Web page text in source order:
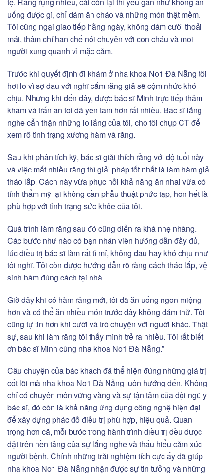
tệ. Răng rụng nhiều, cái còn lại thì yếu gần như không ăn
uống được gì, chỉ dám ăn cháo và những món thật mềm.
Tôi cũng ngại giao tiếp hằng ngày, không dám cười thoải
mái, thậm chí hạn chế nói chuyện với con cháu và mọi
người xung quanh vì mặc cảm.
Trước khi quyết định đi khám ở nha khoa No1 Đà Nẵng tôi
hơi lo vì sợ đau với nghĩ cắm răng giả sẽ cộm nhức khó
chịu. Nhưng khi đến đây, được bác sĩ Minh trực tiếp thăm
khám và trấn an tôi đã yên tâm hơn rất nhiều. Bác sĩ lắng
nghe cẩn thận những lo lắng của tôi, cho tôi chụp CT để
xem rõ tình trạng xương hàm và răng.
Sau khi phân tích kỹ, bác sĩ giải thích rằng với độ tuổi này
và việc mất nhiều răng thì giải pháp tốt nhất là làm hàm giả
tháo lắp. Cách này vừa phục hồi khả năng ăn nhai vừa có
tính thẩm mỹ lại không cần phẫu thuật phức tạp, hơn hết là
phù hợp với tình trạng sức khỏe của tôi.
Quá trình làm răng sau đó cũng diễn ra khá nhẹ nhàng.
Các bước như nào có bạn nhân viên hướng dẫn đầy đủ,
lúc điều trị bác sĩ làm rất tỉ mỉ, không đau hay khó chịu như
tôi nghĩ. Tôi còn được hướng dẫn rõ ràng cách tháo lắp, vệ
sinh hàm đúng cách tại nhà.
Giờ đây khi có hàm răng mới, tôi đã ăn uống ngon miệng
hơn và có thể ăn nhiều món trước đây không dám thử. Tôi
cũng tự tin hơn khi cười và trò chuyện với người khác. Thật
sự, sau khi làm răng tôi thấy mình trẻ ra nhiều. Tôi rất biết
ơn bác sĩ Minh cùng nha khoa No1 Đà Nẵng.”
Câu chuyện của bác khách đã thể hiện đúng những giá trị
cốt lõi mà nha khoa No1 Đà Nẵng luôn hướng đến. Không
chỉ có chuyên môn vững vàng và sự tận tâm của đội ngũ y
bác sĩ, đó còn là khả năng ứng dụng công nghệ hiện đại
để xây dựng phác đồ điều trị phù hợp, hiệu quả. Quan
trọng hơn cả, mỗi bước trong hành trình điều trị đều được
đặt trên nền tảng của sự lắng nghe và thấu hiểu cảm xúc
người bệnh. Chính những trải nghiệm tích cực ấy đã giúp
nha khoa No1 Đà Nẵng nhận được sự tin tưởng và những